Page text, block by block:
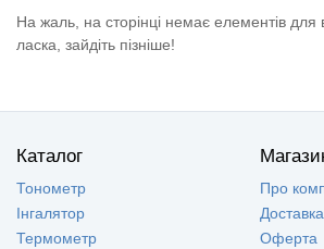
На жаль, на сторінці немає елементів для
ласка, зайдіть пізніше!
Каталог
Тонометр
Інгалятор
Термометр
Про
Оферта